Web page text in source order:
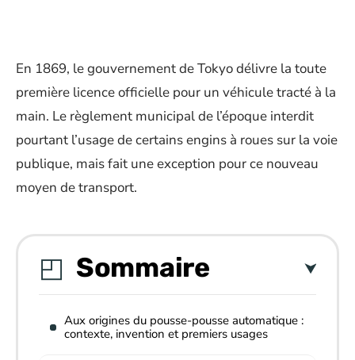
En 1869, le gouvernement de Tokyo délivre la toute
première licence officielle pour un véhicule tracté à la
main. Le règlement municipal de l’époque interdit
pourtant l’usage de certains engins à roues sur la voie
publique, mais fait une exception pour ce nouveau
moyen de transport.
Sommaire
Aux origines du pousse-pousse automatique :
contexte, invention et premiers usages